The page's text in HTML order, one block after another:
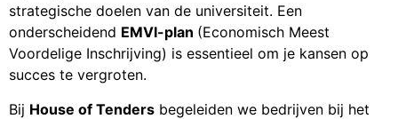
strategische doelen van de universiteit. Een
onderscheidend EMVI-plan (Economisch Meest
Voordelige Inschrijving) is essentieel om je kansen op
succes te vergroten.
Bij House of Tenders begeleiden we bedrijven bij het